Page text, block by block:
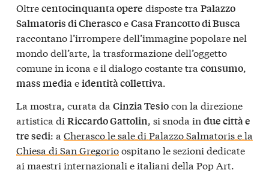
Oltrecentocinquanta opere disposte tra Palazzo
Salmatoris di CherascoeCasa Francotto di Busca
raccontano l’irrompere dell’immagine popolare nel
mondo dell’arte, la trasformazione dell’oggetto
comune in icona e il dialogo costante tra consumo,
mass mediaeidentità collettiva.
La mostra, curata da Cinzia Tesiocon la direzione
artistica di Riccardo Gattolin, si snoda in due città e
tre sedi: a Cherasco le sale di Palazzo Salmatoris e la
Chiesa di San Gregorioospitano le sezioni dedicate
ai maestri internazionali e italiani della Pop Art.